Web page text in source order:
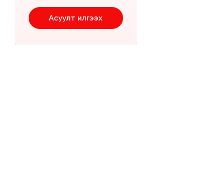
Асуулт илгээх